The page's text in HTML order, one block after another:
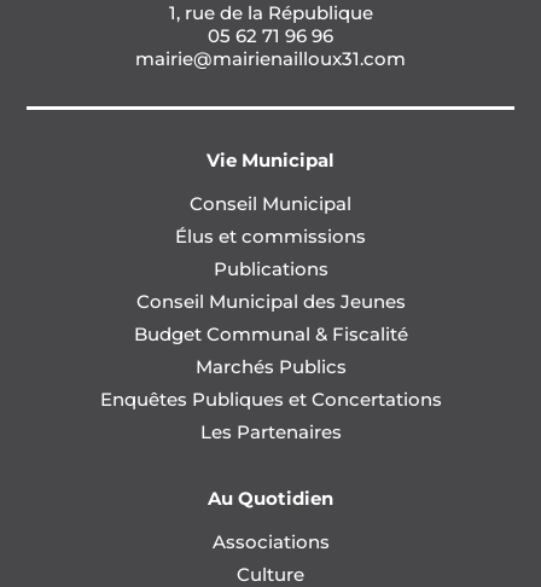
1, rue de la République
05 62 71 96 96
mairie@mairienailloux31.com
Vie Municipal
Conseil Municipal
Élus et commissions
Publications
Conseil Municipal des Jeunes
Budget Communal & Fiscalité
Marchés Publics
Enquêtes Publiques et Concertations
Les Partenaires
Au Quotidien
Associations
Culture